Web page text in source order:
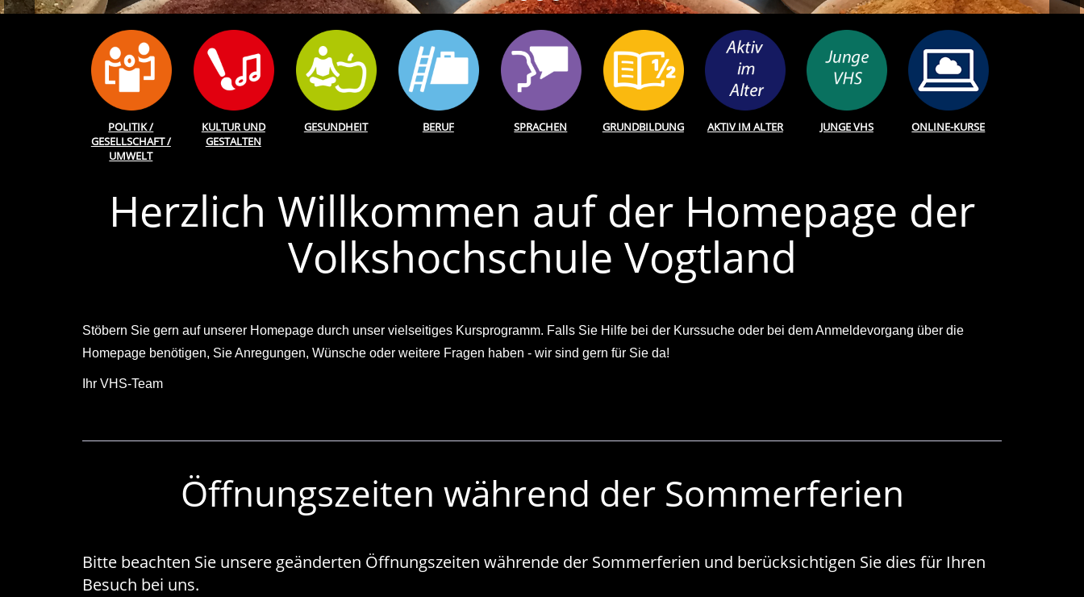
POLITIK /
GESELLSCHAFT /
UMWELT
KULTUR UND
GESTALTEN
GESUNDHEIT BERUF SPRACHEN GRUNDBILDUNG AKTIV IM ALTER JUNGE VHS ONLINE-KURSE
Herzlich Willkommen auf der Homepage der
Volkshochschule Vogtland
Stöbern Sie gern auf unserer Homepage durch unser vielseitiges Kursprogramm. Falls Sie Hilfe bei der Kurssuche oder bei dem Anmeldevorgang über die
Homepage benötigen, Sie Anregungen, Wünsche oder weitere Fragen haben - wir sind gern für Sie da!
Ihr VHS-Team
Öffnungszeiten während der Sommerferien
Bitte beachten Sie unsere geänderten Öffnungszeiten währende der Sommerferien und berücksichtigen Sie dies für Ihren
Besuch bei uns.